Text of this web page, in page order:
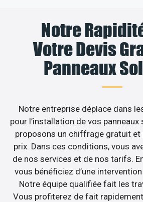
Notre
Votre Devis
Panneaux
Notre entreprise déplace dans
pour l’installation de vos
proposons un chiffrage gratuit et
prix. Dans ces conditions, vous
de nos services et de nos tarifs.
vous bénéficiez d’une
Notre équipe qualifiée fait les
Vous profiterez de fait